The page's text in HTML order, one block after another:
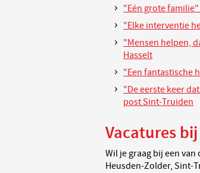
"Eén grote
"Elke interventie
"Mensen helpen,
Hasselt
"Een fantastische
"De eerste keer
post Sint-Truiden
Vacatures
Wil je graag bij een
Heusden-Zolder, Sint-